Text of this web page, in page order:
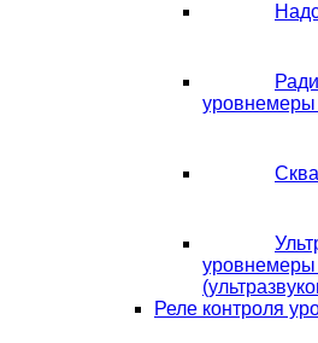
уровнемеры
уровнемеры
Реле контроля